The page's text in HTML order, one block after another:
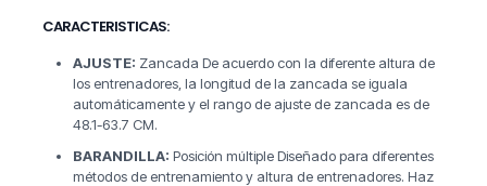
CARACTERISTICAS:
AJUSTE: Zancada De acuerdo con la diferente altura de
los entrenadores, la longitud de la zancada se iguala
automáticamente y el rango de ajuste de zancada es de
48.1-63.7 CM.
BARANDILLA: Posición múltiple Diseñado para diferentes
métodos de entrenamiento y altura de entrenadores. Haz